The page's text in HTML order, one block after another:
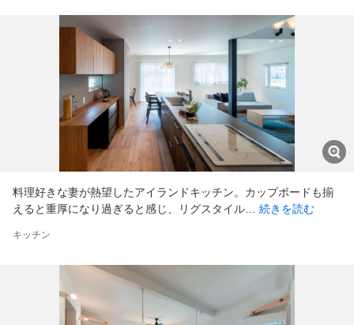
料理好きな妻が熱望したアイランドキッチン。カップボードも揃
えると重厚になり過ぎると感じ、リグスタイル… 続きを読む
キッチン